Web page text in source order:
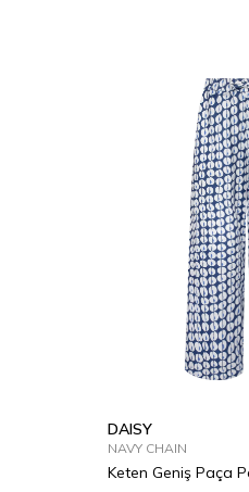
DAISY
NAVY CHAIN
Keten Geniş Paça